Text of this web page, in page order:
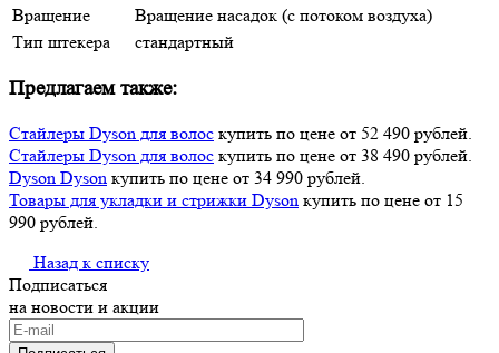
Вращение
Вращение насадок (с потоком воздуха)
Тип штекера
стандартный
Предлагаем также:
Стайлеры Dyson для волос купить по цене от 52 490 рублей.
Стайлеры Dyson для волос купить по цене от 38 490 рублей.
Dyson Dyson купить по цене от 34 990 рублей.
Товары для укладки и стрижки Dyson купить по цене от 15
990 рублей.
Назад к списку
Подписаться
на новости и акции